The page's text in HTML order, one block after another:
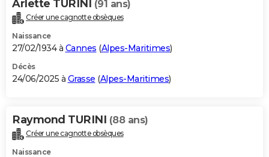
Carte de Noël
Carte Bonne année
Carte Saint-Valentin
Carte Pâques
Carte d'anniversaire
DICTIONNAIRE
Dictionnaire
Biographies
Citations
Expressions
Proverbes
PROGRAMME TV
S'inscrire
Se connecter
Lycées
Collèges
Primaires
Universités
Entreprises
Service militaire
Avis de recherche
AVIS DE DÉCÈS
Bricolage
Lifestyle
Culture
Sport
Auto
Television
Voyage
Cinema
Arlette TURINI (91 ans)
Créer une cagnotte obsèques
Naissance
27/02/1934 à Cannes (Alpes-Maritimes)
Décès
24/06/2025 à Grasse (Alpes-Maritimes)
Raymond TURINI (88 ans)
Créer une cagnotte obsèques
Naissance